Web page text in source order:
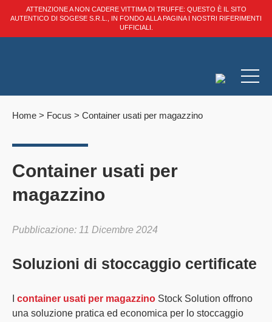
ATTENZIONE A NON CADERE VITTIMA DI TRUFFE: QUESTO È IL SITO
AUTENTICO DI SOGESE S.R.L., IN FONDO ALLA PAGINA I NOSTRI RIFERIMENTI
UFFICIALI.
Home > Focus > Container usati per magazzino
Container usati per
magazzino
Pubblicazione: 11 Dicembre 2024
Soluzioni di stoccaggio certificate
container usati per magazzino Stock Solution offrono
una soluzione pratica ed economica per lo stoccaggio